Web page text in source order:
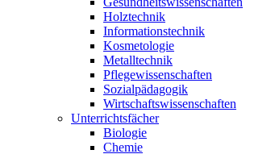
Holztechnik
Informationstechnik
Kosmetologie
Metalltechnik
Pflegewissenschaften
Sozialpädagogik
Wirtschaftswissenschaften
Unterrichtsfächer
Biologie
Chemie